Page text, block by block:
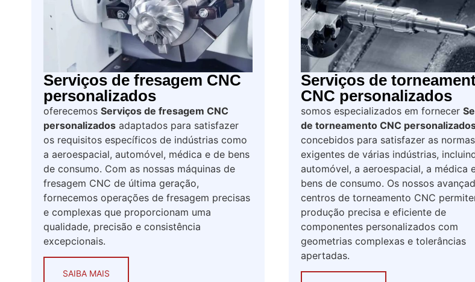
Serviços de fresagem CNC
personalizados
oferecemos Serviços de fresagem CNC
personalizados adaptados para satisfazer
os requisitos específicos de indústrias como
a aeroespacial, automóvel, médica e de bens
de consumo. Com as nossas máquinas de
fresagem CNC de última geração,
fornecemos operações de fresagem precisas
e complexas que proporcionam uma
qualidade, precisão e consistência
excepcionais.
SAIBA MAIS
Serviços de
CNC personalizados
somos especializados em fornecer
de torneamento CNC
concebidos para satisfazer as normas
exigentes de várias indústrias,
automóvel, a aeroespacial, a médica
bens de consumo. Os nossos
centros de torneamento CNC
produção precisa e eficiente de
componentes personalizados com
geometrias complexas e tolerâncias
apertadas.